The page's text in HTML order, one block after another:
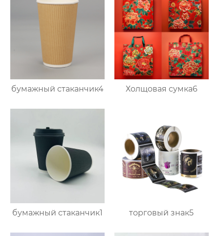
бумажный стаканчик4 Холщовая сумка6
бумажный стаканчик1 торговый знак5